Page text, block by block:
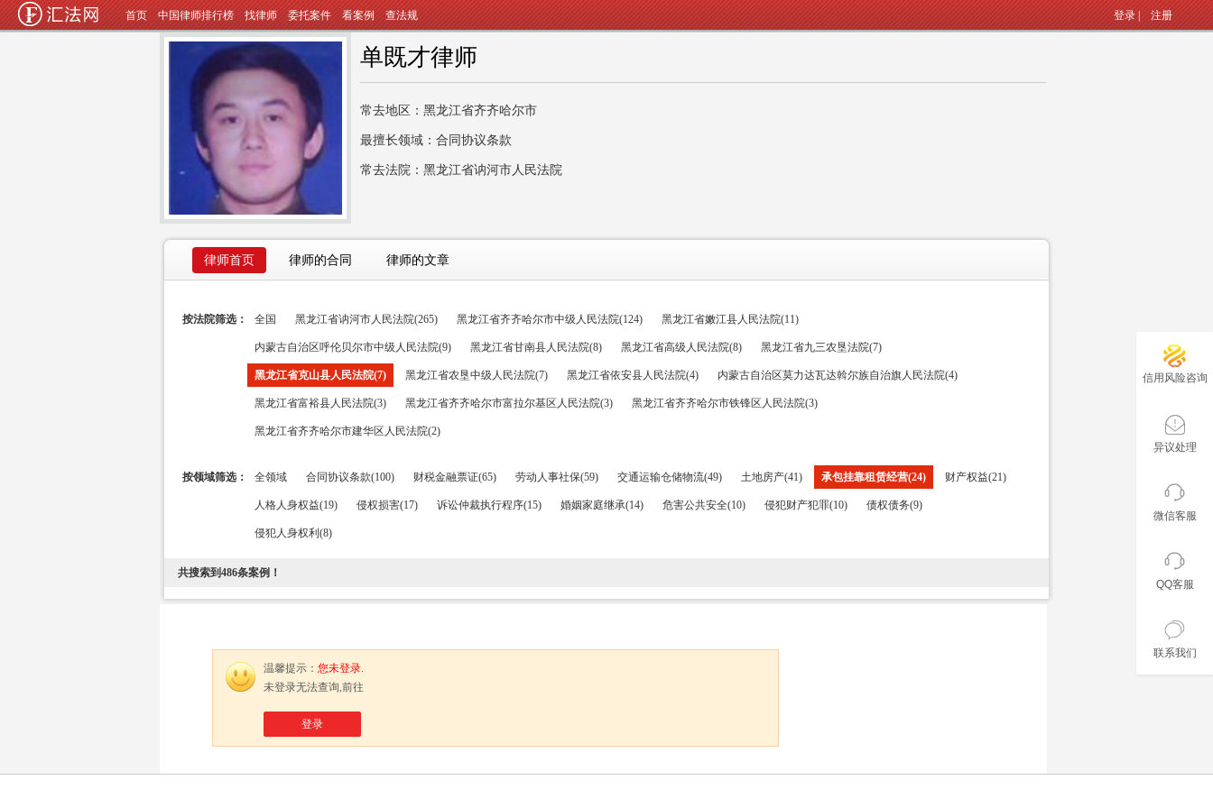
首页 中国律师排行榜 找律师 委托案件 看案例 查法规 登录| 注册
单既才律师
常去地区：黑龙江省齐齐哈尔市
最擅长领域：合同协议条款
常去法院：黑龙江省讷河市人民法院
律师首页 律师的合同 律师的文章
按法院筛选： 全国 黑龙江省讷河市人民法院(265) 黑龙江省齐齐哈尔市中级人民法院(124) 黑龙江省嫩江县人民法院(11)
内蒙古自治区呼伦贝尔市中级人民法院(9) 黑龙江省甘南县人民法院(8) 黑龙江省高级人民法院(8) 黑龙江省九三农垦法院(7)
黑龙江省克山县人民法院(7) 黑龙江省农垦中级人民法院(7) 黑龙江省依安县人民法院(4) 内蒙古自治区莫力达瓦达斡尔族自治旗人民法院(4)
黑龙江省富裕县人民法院(3) 黑龙江省齐齐哈尔市富拉尔基区人民法院(3) 黑龙江省齐齐哈尔市铁锋区人民法院(3)
黑龙江省齐齐哈尔市建华区人民法院(2)
按领域筛选： 全领域 合同协议条款(100) 财税金融票证(65) 劳动人事社保(59) 交通运输仓储物流(49) 土地房产(41) 承包挂靠租赁经营(24) 财产权益(21)
人格人身权益(19) 侵权损害(17) 诉讼仲裁执行程序(15) 婚姻家庭继承(14) 危害公共安全(10) 侵犯财产犯罪(10) 债权债务(9)
侵犯人身权利(8)
共搜索到486条案例！
温馨提示： 您未登录.
未登录无法查询,前往
登录
信用风险咨询
异议处理
微信客服
QQ客服
联系我们